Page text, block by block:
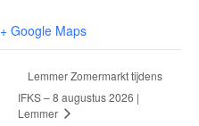
+ Google Maps
Lemmer Zomermarkt tijdens
IFKS – 8 augustus 2026 |
Lemmer